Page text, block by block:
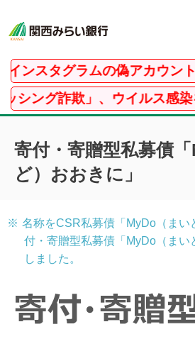
スタグラムの偽アカウントに
詐欺」、ウイルス感染を騙
寄付・寄贈型私募債
ど）おおきに」
※ 名称をCSR私募債「MyDo（まい
付・寄贈型私募債「MyDo（まい
しました。